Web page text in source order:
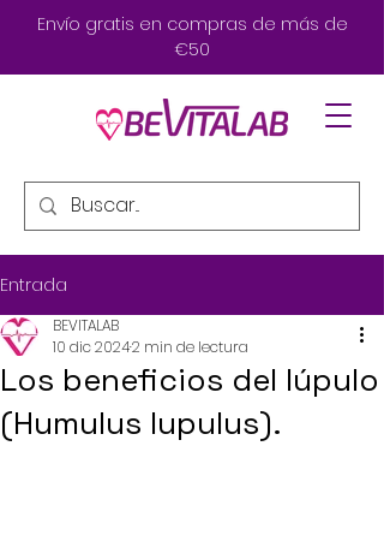
Envío gratis en compras de más de
€50
Entrada
Los beneficios del lúpulo
(Humulus lupulus).
BEVITALAB
10 dic 20242 min de lectura